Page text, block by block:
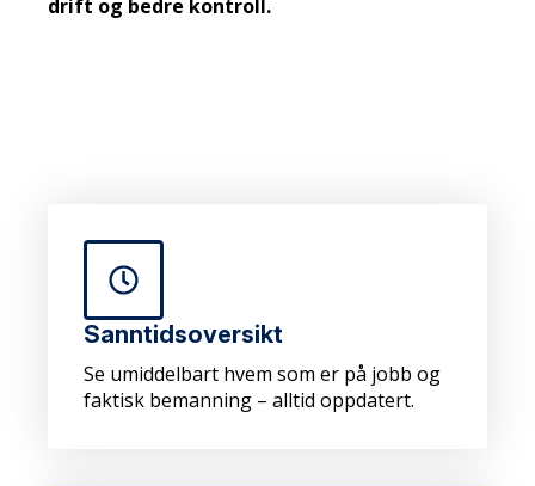
drift og bedre kontroll.
Sanntidsoversikt
Se umiddelbart hvem som er på jobb og
faktisk bemanning – alltid oppdatert.